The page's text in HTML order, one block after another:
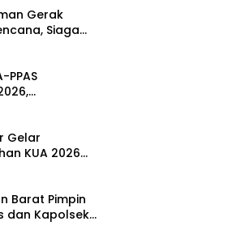
Gerak
Siaga
PPAS
Naik 15
Gelar
KUA 2026
Barat Pimpin
dan Kapolsek